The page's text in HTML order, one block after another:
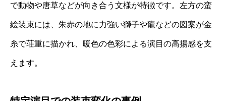
で動物や唐草などが向き合う文様が特徴です。左方の蛮
絵装束には、朱赤の地に力強い獅子や龍などの図案が金
糸で荘重に描かれ、暖色の色彩による演目の高揚感を支
えます。